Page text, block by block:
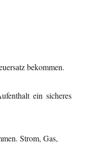
bekommen.
ein sicheres
Strom, Gas,